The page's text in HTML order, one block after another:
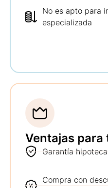
No es apto para
especializada
Ventajas
Garantía
Compra con